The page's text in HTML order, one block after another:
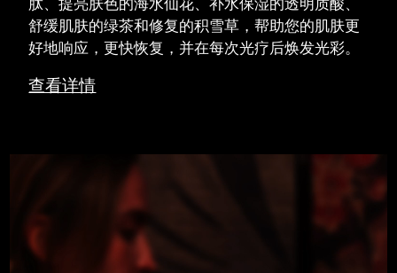
舒缓肌肤的绿茶和修复的积雪草，帮助您的肌肤更
好地响应，更快恢复，并在每次光疗后焕发光彩。
查看详情